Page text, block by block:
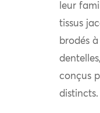
leur
tissus
brodés
conçus
distincts.